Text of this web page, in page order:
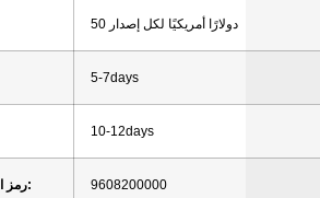
50 دولارًا أمريكيًا لكل إصدار
5-7days
10-12days
رمز النظام المنسق: 9608200000